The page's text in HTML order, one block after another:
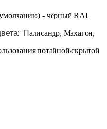
умолчанию) - чёрный RAL
Палисандр, Махагон,
потайной/скрытой